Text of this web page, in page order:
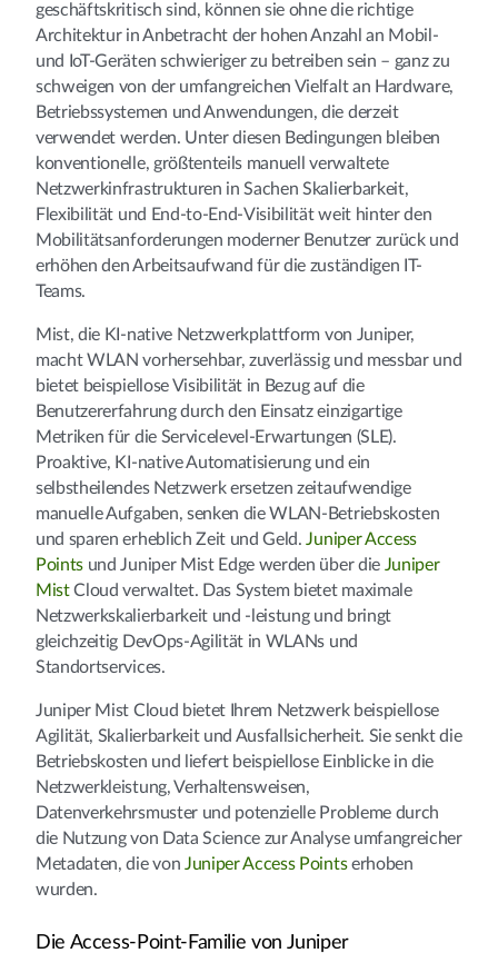
geschäftskritisch sind, können sie ohne die richtige
Architektur in Anbetracht der hohen Anzahl an Mobil-
und IoT-Geräten schwieriger zu betreiben sein – ganz zu
schweigen von der umfangreichen Vielfalt an Hardware,
Betriebssystemen und Anwendungen, die derzeit
verwendet werden. Unter diesen Bedingungen bleiben
konventionelle, größtenteils manuell verwaltete
Netzwerkinfrastrukturen in Sachen Skalierbarkeit,
Flexibilität und End-to-End-Visibilität weit hinter den
Mobilitätsanforderungen moderner Benutzer zurück und
erhöhen den Arbeitsaufwand für die zuständigen IT-
Teams.
Mist, die KI-native Netzwerkplattform von Juniper,
macht WLAN vorhersehbar, zuverlässig und messbar und
bietet beispiellose Visibilität in Bezug auf die
Benutzererfahrung durch den Einsatz einzigartige
Metriken für die Servicelevel-Erwartungen (SLE).
Proaktive, KI-native Automatisierung und ein
selbstheilendes Netzwerk ersetzen zeitaufwendige
manuelle Aufgaben, senken die WLAN-Betriebskosten
und sparen erheblich Zeit und Geld.Juniper Access
Points und Juniper Mist Edge werden über die Juniper
MistCloud verwaltet. Das System bietet maximale
Netzwerkskalierbarkeit und -leistung und bringt
gleichzeitig DevOps-Agilität in WLANs und
Standortservices.
Juniper Mist Cloud bietet Ihrem Netzwerk beispiellose
Agilität, Skalierbarkeit und Ausfallsicherheit. Sie senkt die
Betriebskosten und liefert beispiellose Einblicke in die
Netzwerkleistung, Verhaltensweisen,
Datenverkehrsmuster und potenzielle Probleme durch
die Nutzung von Data Science zur Analyse umfangreicher
Metadaten, die von Juniper Access Pointserhoben
wurden.
Die Access-Point-Familie von Juniper